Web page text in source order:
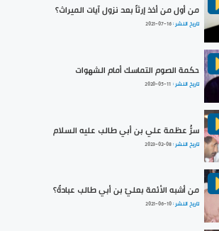
من أول من أخذ إرثاً بعد نزول آيات الميراث؟
تاريخ النشر :2021-07-16
حكمة الصوم التماسك أمام الشهوات
تاريخ النشر : 2020-05-11
سرُّ عظمة علي بن أبي طالب عليه السلام
تاريخ النشر :2023-02-08
من أشبه الأئمة بعليّ بن أبي طالب عبادةً؟
تاريخ النشر :2021-06-10